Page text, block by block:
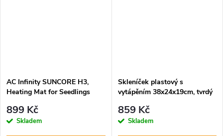
AC Infinity SUNCORE H3,
Heating Mat for Seedlings
Controller, 25.4cm x 52.7cm
899 Kč
Skladem
Skleníček plastový s
vytápěním 38x24x19cm, tvrdý
859 Kč
Skladem